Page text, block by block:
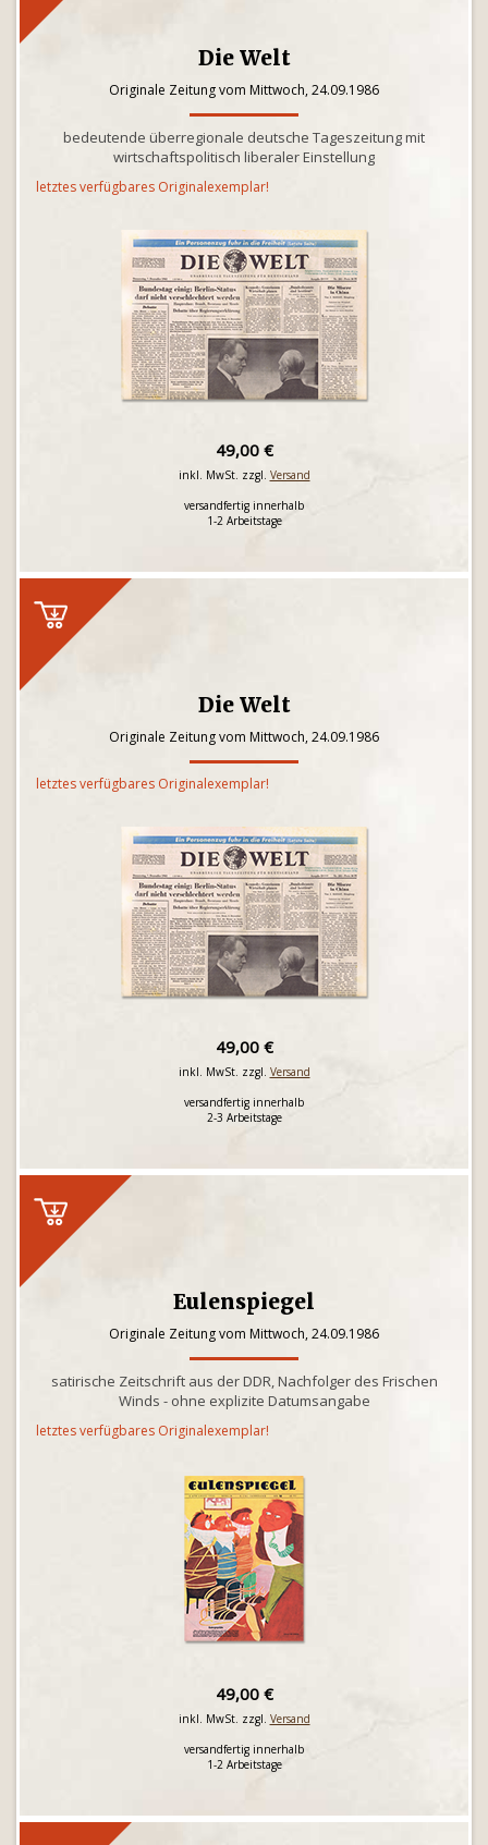
Die Welt
Originale Zeitung vom Mittwoch, 24.09.1986
bedeutende überregionale deutsche Tageszeitung mit
wirtschaftspolitisch liberaler Einstellung
letztes verfügbares Originalexemplar!
49,00 €
inkl. MwSt. zzgl. Versand
versandfertig innerhalb
1-2 Arbeitstage
Die Welt
Originale Zeitung vom Mittwoch, 24.09.1986
letztes verfügbares Originalexemplar!
49,00 €
inkl. MwSt. zzgl. Versand
versandfertig innerhalb
2-3 Arbeitstage
Eulenspiegel
Originale Zeitung vom Mittwoch, 24.09.1986
satirische Zeitschrift aus der DDR, Nachfolger des Frischen
Winds - ohne explizite Datumsangabe
letztes verfügbares Originalexemplar!
49,00 €
inkl. MwSt. zzgl. Versand
versandfertig innerhalb
1-2 Arbeitstage